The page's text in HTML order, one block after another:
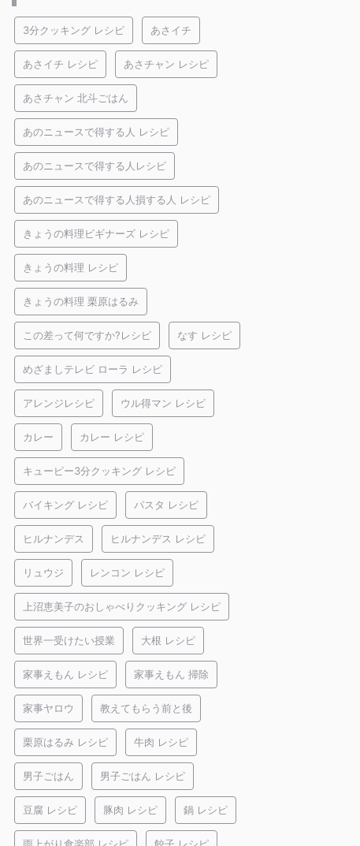
3分クッキング レシピ あさイチ
あさイチ レシピ あさチャン レシピ
あさチャン 北斗ごはん
あのニュースで得する人 レシピ
あのニュースで得する人レシピ
あのニュースで得する人損する人 レシピ
きょうの料理ビギナーズ レシピ
きょうの料理 レシピ
きょうの料理 栗原はるみ
この差って何ですか?レシピ なす レシピ
めざましテレビ ローラ レシピ
アレンジレシピ ウル得マン レシピ
カレー カレー レシピ
キューピー3分クッキング レシピ
バイキング レシピ パスタ レシピ
ヒルナンデス ヒルナンデス レシピ
リュウジ レンコン レシピ
上沼恵美子のおしゃべりクッキング レシピ
世界一受けたい授業 大根 レシピ
家事えもん レシピ 家事えもん 掃除
家事ヤロウ 教えてもらう前と後
栗原はるみ レシピ 牛肉 レシピ
男子ごはん 男子ごはん レシピ
豆腐 レシピ 豚肉 レシピ 鍋 レシピ